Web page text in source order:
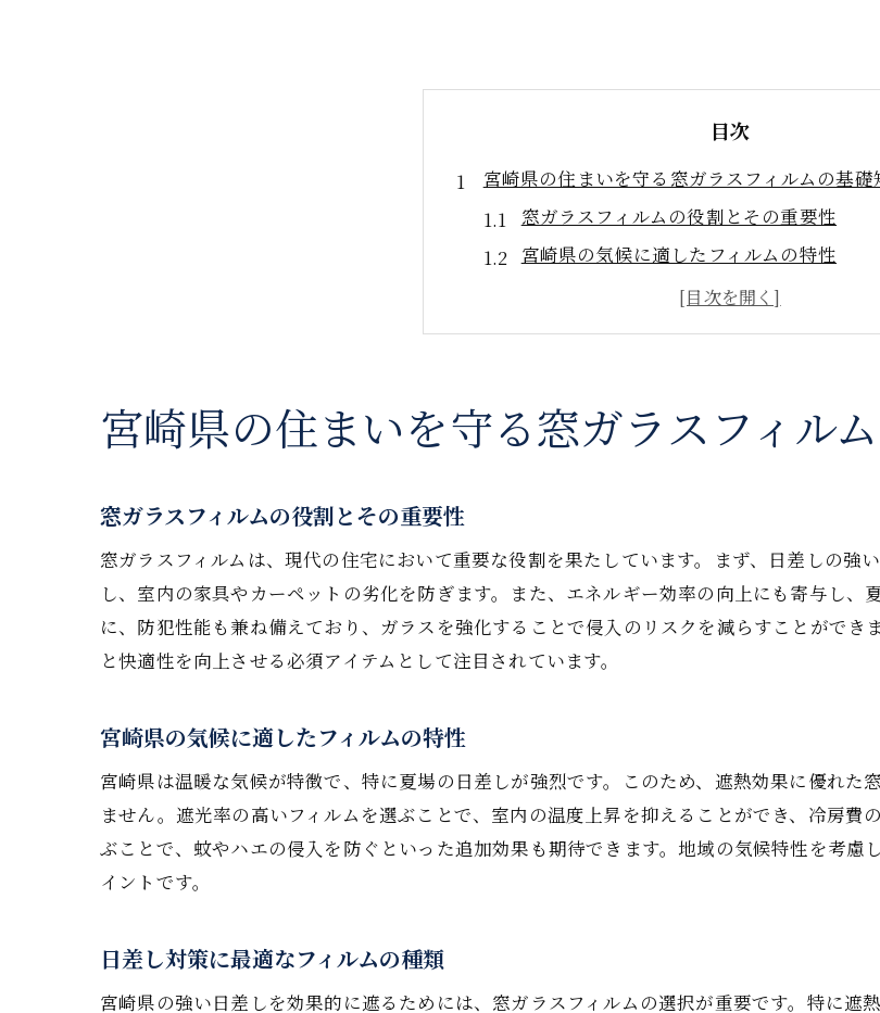
目次
宮崎県の住まいを守る窓ガラスフィルムの基礎
窓ガラスフィルムの役割とその重要性
宮崎県の気候に適したフィルムの特性
日差し対策に最適なフィルムの種類
フィルムの耐久性とメンテナンス方法
防犯対策としてのフィルムの活用
窓ガラスフィルムで夏の暑さを和らげよう宮
夏場の電気代を節約するポイント
フィルム施工で快適な室内環境を実現
窓ガラスフィルムのエコロジーな利点
宮崎県でのフィルム導入事例
価格帯別のフィルムの特徴とメリット
施工業者選びのポイントと注意点
フィルムの施工前に知っておくべきこと
宮崎県の住まいを守る窓ガラスフィル
窓ガラスフィルムの役割とその重要性
窓ガラスフィルムは、現代の住宅において重要な役割を果たしています。まず、日差しの強
し、室内の家具やカーペットの劣化を防ぎます。また、エネルギー効率の向上にも寄与し、
に、防犯性能も兼ね備えており、ガラスを強化することで侵入のリスクを減らすことがで
と快適性を向上させる必須アイテムとして注目されています。
宮崎県の気候に適したフィルムの特性
宮崎県は温暖な気候が特徴で、特に夏場の日差しが強烈です。このため、遮熱効果に優れた
ません。遮光率の高いフィルムを選ぶことで、室内の温度上昇を抑えることができ、冷房費
ぶことで、蚊やハエの侵入を防ぐといった追加効果も期待できます。地域の気候特性を考慮
イントです。
日差し対策に最適なフィルムの種類
宮崎県の強い日差しを効果的に遮るためには、窓ガラスフィルムの選択が重要です。特に遮